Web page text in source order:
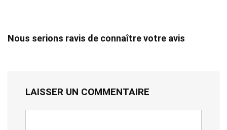
Nous serions ravis de connaître votre avis
LAISSER UN COMMENTAIRE